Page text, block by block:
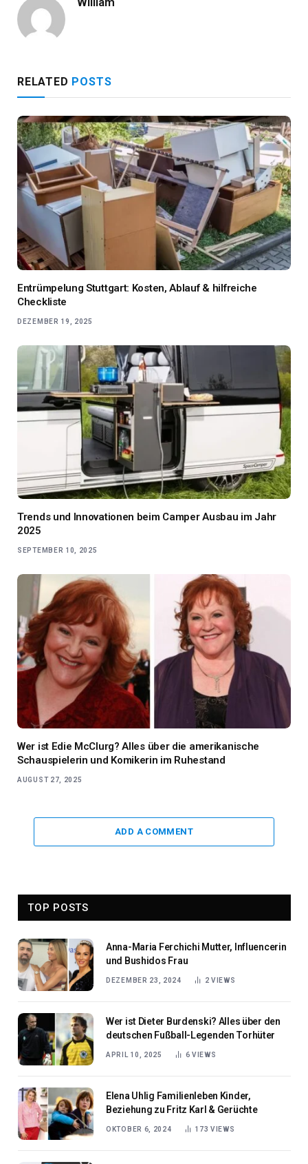
RELATED POSTS
Entrümpelung Stuttgart: Kosten, Ablauf & hilfreiche
Checkliste
DEZEMBER 19, 2025
Trends und Innovationen beim Camper Ausbau im Jahr
2025
SEPTEMBER 10, 2025
Wer ist Edie McClurg? Alles über die amerikanische
Schauspielerin und Komikerin im Ruhestand
AUGUST 27, 2025
ADD A COMMENT
TOP POSTS
Anna-Maria Ferchichi Mutter, Influencerin
und Bushidos Frau
DEZEMBER 23, 2024 2VIEWS
Wer ist Dieter Burdenski? Alles über den
deutschen Fußball-Legenden Torhüter
APRIL 10, 2025 6 VIEWS
Elena Uhlig Familienleben Kinder,
Beziehung zu Fritz Karl & Gerüchte
OKTOBER 6, 2024 173VIEWS